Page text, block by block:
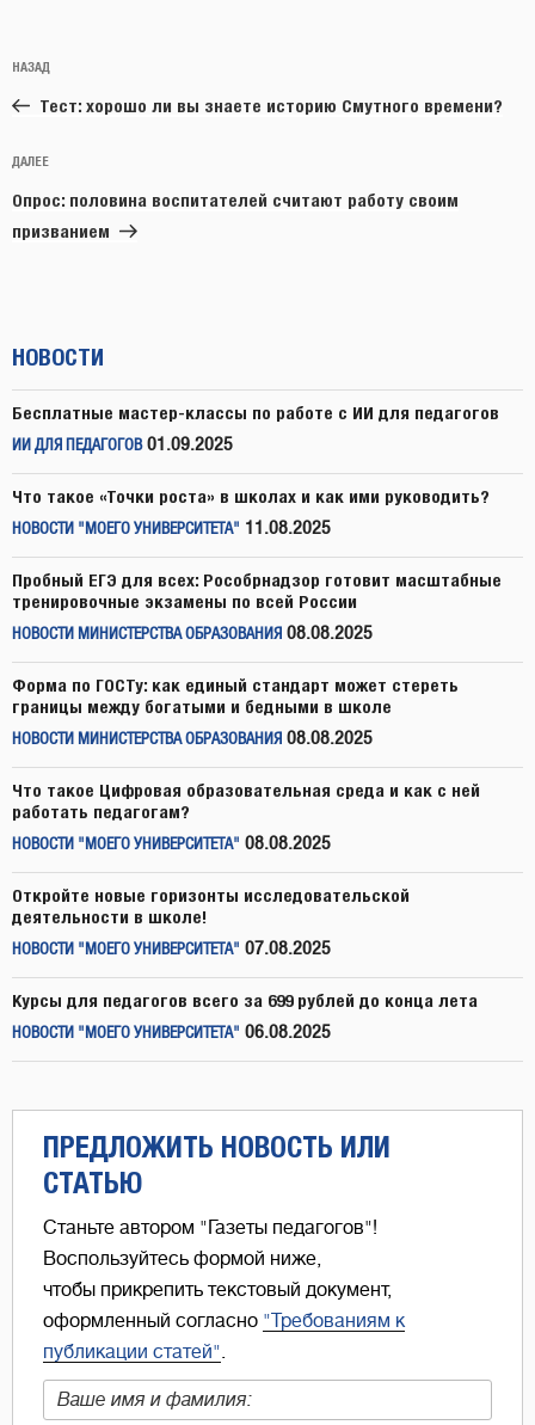
по
записям
Предыдущая
запись:
НАЗАД
Тест: хорошо ли вы знаете историю Смутного времени?
Следующая
запись
ДАЛЕЕ
Опрос: половина воспитателей считают работу своим
призванием
НОВОСТИ
Бесплатные мастер-классы по работе с ИИ для педагогов
ИИ ДЛЯ ПЕДАГОГОВ 01.09.2025
Что такое «Точки роста» в школах и как ими руководить?
НОВОСТИ "МОЕГО УНИВЕРСИТЕТА" 11.08.2025
Пробный ЕГЭ для всех: Рособрнадзор готовит масштабные
тренировочные экзамены по всей России
НОВОСТИ МИНИСТЕРСТВА ОБРАЗОВАНИЯ 08.08.2025
Форма по ГОСТу: как единый стандарт может стереть
границы между богатыми и бедными в школе
НОВОСТИ МИНИСТЕРСТВА ОБРАЗОВАНИЯ 08.08.2025
Что такое Цифровая образовательная среда и как с ней
работать педагогам?
НОВОСТИ "МОЕГО УНИВЕРСИТЕТА" 08.08.2025
Откройте новые горизонты исследовательской
деятельности в школе!
НОВОСТИ "МОЕГО УНИВЕРСИТЕТА" 07.08.2025
Курсы для педагогов всего за 699 рублей до конца лета
НОВОСТИ "МОЕГО УНИВЕРСИТЕТА" 06.08.2025
ПРЕДЛОЖИТЬ НОВОСТЬ ИЛИ
СТАТЬЮ
Станьте автором "Газеты педагогов"!
Воспользуйтесь формой ниже,
чтобы прикрепить текстовый документ,
оформленный согласно "Требованиям к
публикации статей"